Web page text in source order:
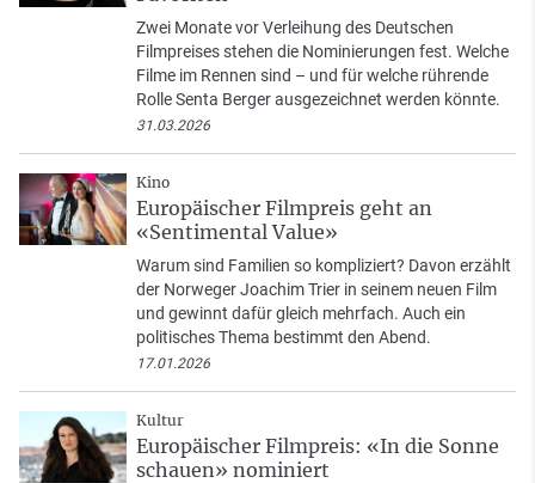
Zwei Monate vor Verleihung des Deutschen
Filmpreises stehen die Nominierungen fest. Welche
Filme im Rennen sind – und für welche rührende
Rolle Senta Berger ausgezeichnet werden könnte.
31.03.2026
Kino
Europäischer Filmpreis geht an
«Sentimental Value»
Warum sind Familien so kompliziert? Davon erzählt
der Norweger Joachim Trier in seinem neuen Film
und gewinnt dafür gleich mehrfach. Auch ein
politisches Thema bestimmt den Abend.
17.01.2026
Kultur
Europäischer Filmpreis: «In die Sonne
schauen» nominiert